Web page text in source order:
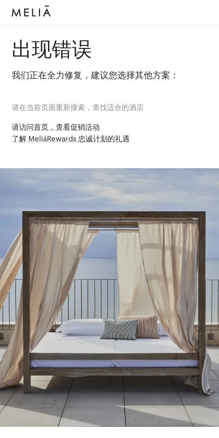
出现错误
我们正在全力修复，建议您选择其他方案：
请在当前页面重新搜索，查找适合的酒店
请访问首页，查看促销活动
了解 MeliáRewards 忠诚计划的礼遇